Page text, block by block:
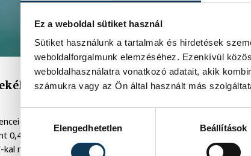
Ez a weboldal sütiket használ
Sütiket használunk a tartalmak és hirdetések
weboldalforgalmunk elemzéséhez. Ezenkívül
weboldalhasználatra vonatkozó adatait, akik
számukra vagy az Ön által használt más
Elengedhetetlen
Beállítások
tavakat érinti a leginkább
tó hőmérséklete emelkedett, évtizedenként 0,7 °C-ot. A
0,46 °C-kal lett melegebb, szemben a folyókkal, melyek
kal melegedtek. Érdekesség, hogy a téli hőmérsékletek